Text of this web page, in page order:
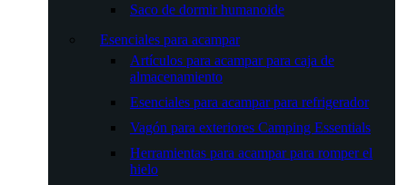
Saco de dormir humanoide
Esenciales para acampar
Artículos para acampar para caja de
almacenamiento
Esenciales para acampar para refrigerador
Vagón para exteriores Camping Essentials
Herramientas para acampar para romper el
hielo